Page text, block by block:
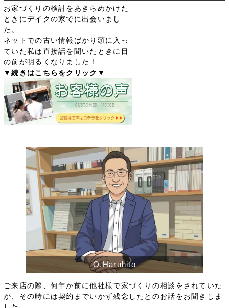
お家づくりの検討をあきらめかけた
ときにデイクの家でに出会いまし
た。
ネットでの古い情報ばかり頭に入っ
ていた私は直接話を聞いたときに目
の前が明るくなりました！
▼続きはこちらをクリック▼
O.Haruhito
ご来店の際、何年か前に他社様で家づくりの相談をされていた
が、その時には契約までいかず残念したとのお話をお聞きしま